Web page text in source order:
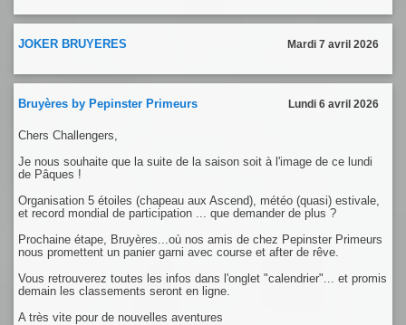
JOKER BRUYERES Mardi 7 avril 2026
Bruyères by Pepinster Primeurs Lundi 6 avril 2026
Chers Challengers,
Je nous souhaite que la suite de la saison soit à l'image de ce lundi
de Pâques !
Organisation 5 étoiles (chapeau aux Ascend), météo (quasi) estivale,
et record mondial de participation ... que demander de plus ?
Prochaine étape, Bruyères...où nos amis de chez Pepinster Primeurs
nous promettent un panier garni avec course et after de rêve.
Vous retrouverez toutes les infos dans l'onglet "calendrier"... et promis
demain les classements seront en ligne.
A très vite pour de nouvelles aventures